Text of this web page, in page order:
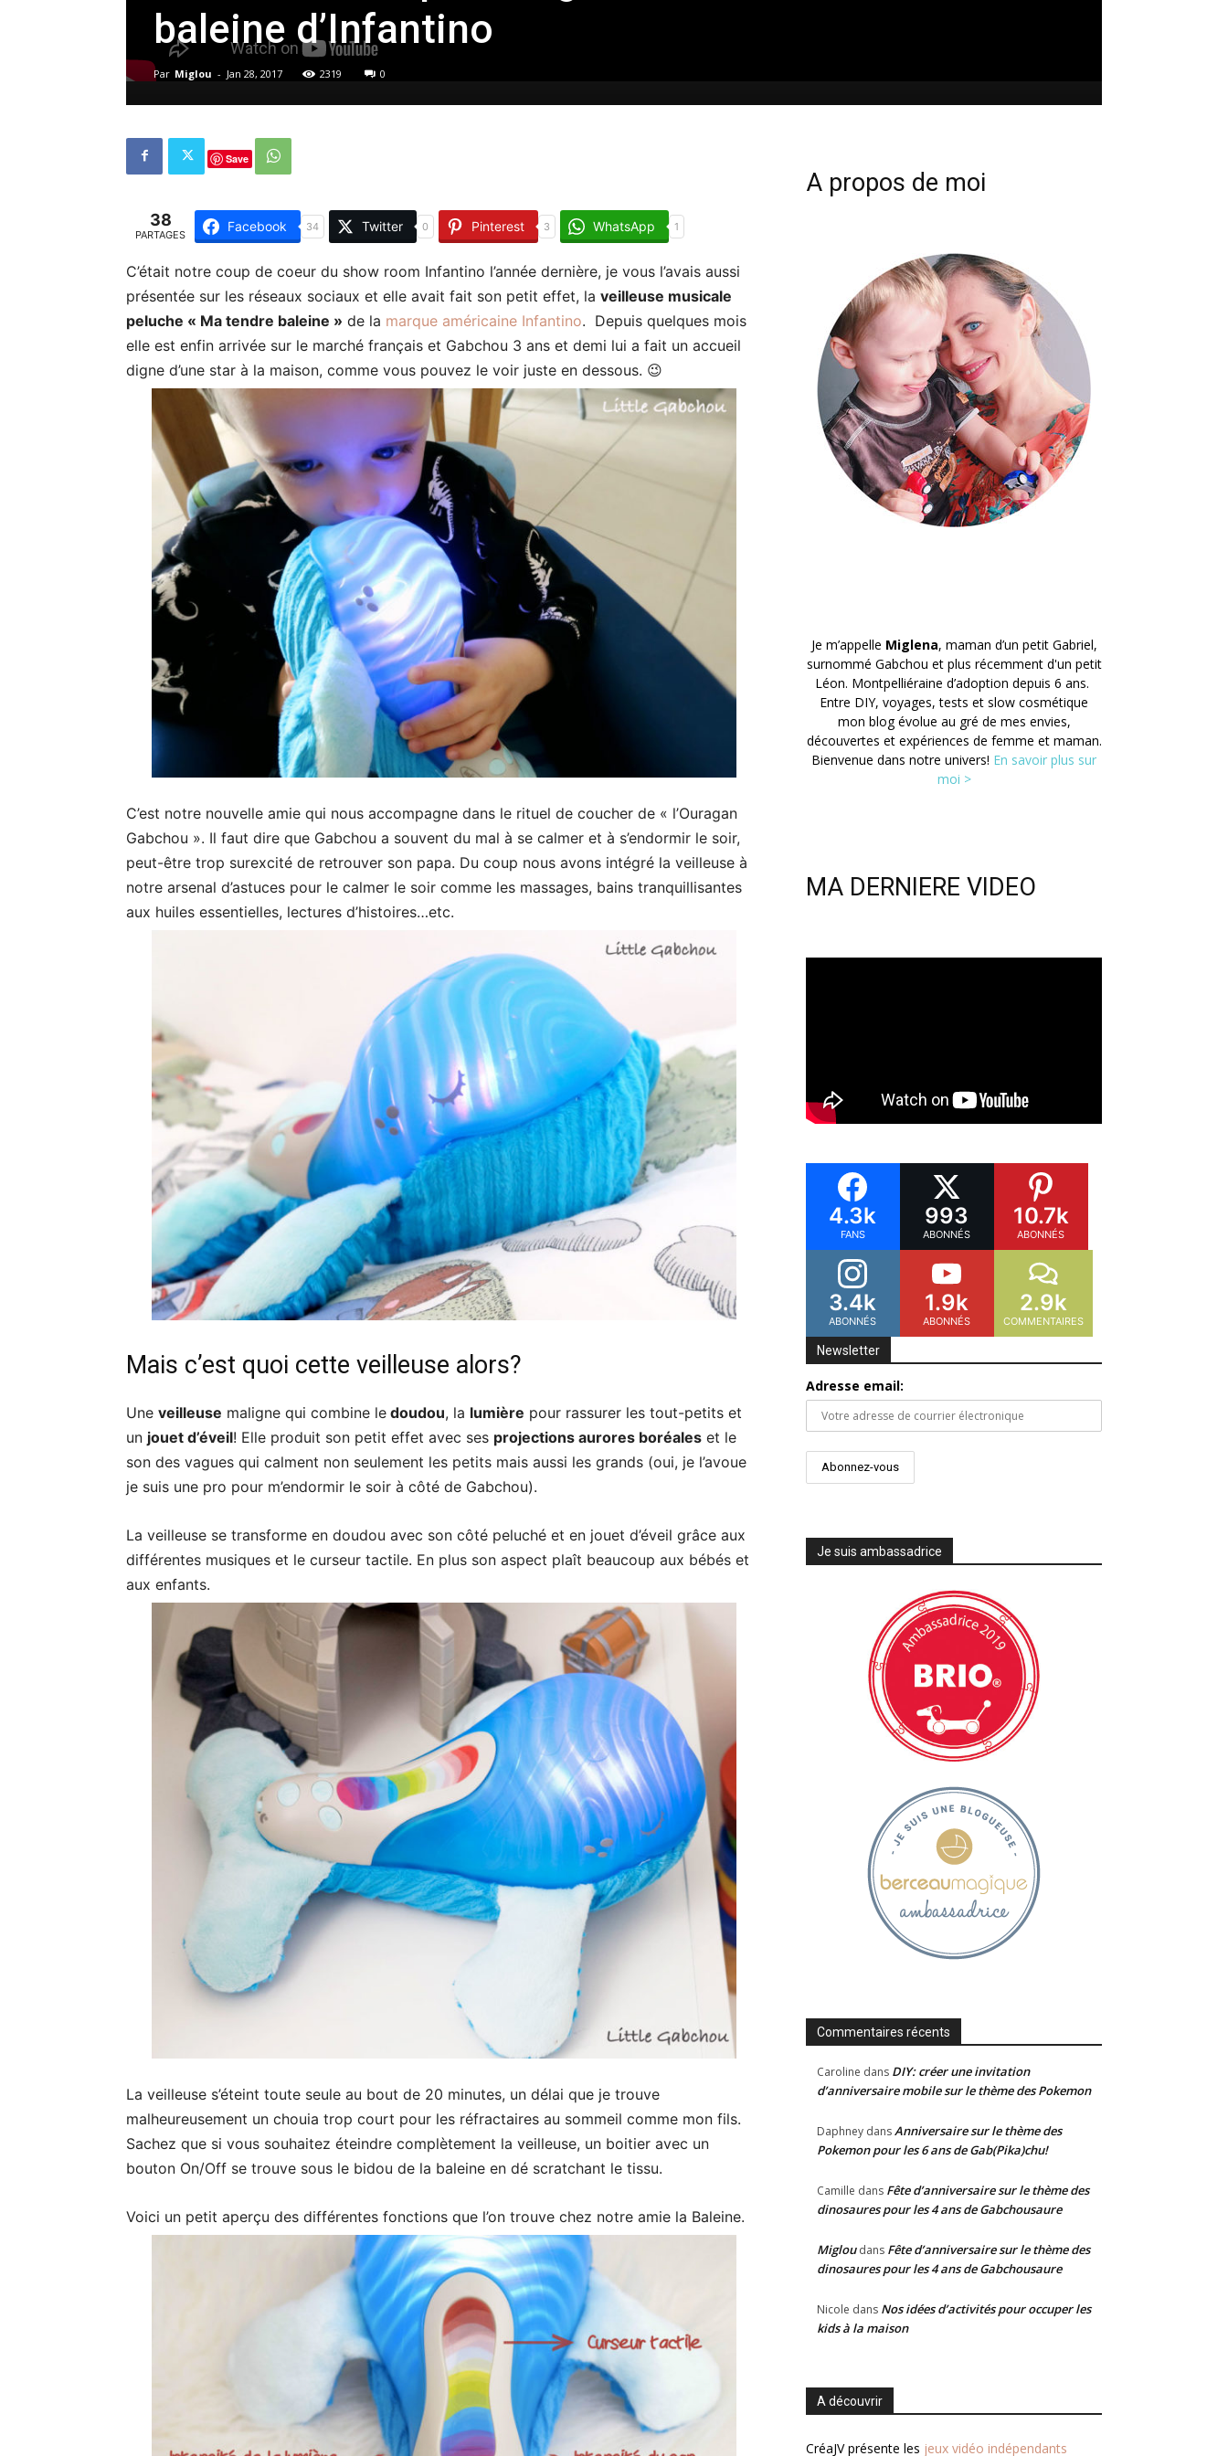
baleine d’Infantino
Par Miglou - Jan 28, 2017 2319 0
Save
38
PARTAGES
Facebook 34 Twitter 0 Pinterest 3 WhatsApp 1
C’était notre coup de coeur du show room Infantino l’année dernière, je vous l’avais aussi
présentée sur les réseaux sociaux et elle avait fait son petit effet, la veilleuse musicale
peluche « Ma tendre baleine » de la marque américaine Infantino. Depuis quelques mois
elle est enfin arrivée sur le marché français et Gabchou 3 ans et demi lui a fait un accueil
digne d’une star à la maison, comme vous pouvez le voir juste en dessous. 😉
C’est notre nouvelle amie qui nous accompagne dans le rituel de coucher de « l’Ouragan
Gabchou ». Il faut dire que Gabchou a souvent du mal à se calmer et à s’endormir le soir,
peut-être trop surexcité de retrouver son papa. Du coup nous avons intégré la veilleuse à
notre arsenal d’astuces pour le calmer le soir comme les massages, bains tranquillisantes
aux huiles essentielles, lectures d’histoires…etc.
Mais c’est quoi cette veilleuse alors?
Une veilleuse maligne qui combine le doudou, la lumière pour rassurer les tout-petits et
un jouet d’éveil! Elle produit son petit effet avec ses projections aurores boréales et le
son des vagues qui calment non seulement les petits mais aussi les grands (oui, je l’avoue
je suis une pro pour m’endormir le soir à côté de Gabchou).
La veilleuse se transforme en doudou avec son côté peluché et en jouet d’éveil grâce aux
différentes musiques et le curseur tactile. En plus son aspect plaît beaucoup aux bébés et
aux enfants.
La veilleuse s’éteint toute seule au bout de 20 minutes, un délai que je trouve
malheureusement un chouia trop court pour les réfractaires au sommeil comme mon fils.
Sachez que si vous souhaitez éteindre complètement la veilleuse, un boitier avec un
bouton On/Off se trouve sous le bidou de la baleine en dé scratchant le tissu.
Voici un petit aperçu des différentes fonctions que l’on trouve chez notre amie la Baleine.
A propos de moi
Je m’appelle Miglena, maman d’un petit Gabriel,
surnommé Gabchou et plus récemment d'un petit
Léon. Montpelliéraine d’adoption depuis 6 ans.
Entre DIY, voyages, tests et slow cosmétique
mon blog évolue au gré de mes envies,
découvertes et expériences de femme et maman.
Bienvenue dans notre univers! En savoir plus sur
moi >
MA DERNIERE VIDEO
4.3k
FANS
993
ABONNÉS
10.7k
ABONNÉS
3.4k
ABONNÉS
1.9k
ABONNÉS
2.9k
COMMENTAIRES
Newsletter
Adresse email:
Je suis ambassadrice
Commentaires récents
Caroline dans DIY: créer une invitation
d’anniversaire mobile sur le thème des Pokemon
Daphney dansAnniversaire sur le thème des
Pokemon pour les 6 ans de Gab(Pika)chu!
Camille dans Fête d’anniversaire sur le thème des
dinosaures pour les 4 ans de Gabchousaure
Migloudans Fête d’anniversaire sur le thème des
dinosaures pour les 4 ans de Gabchousaure
Nicole dans Nos idées d’activités pour occuper les
kids à la maison
A découvrir
CréaJV présente les jeux vidéo indépendants